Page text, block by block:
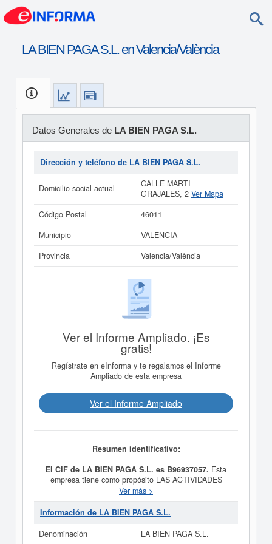
LA BIEN PAGA S.L. en Valencia/València
Datos Generales de LA BIEN PAGA S.L.
Dirección y teléfono de LA BIEN PAGA S.L.
Domicilio social actual
CALLE MARTI
GRAJALES, 2 Ver Mapa
Código Postal
46011
Municipio
VALENCIA
Provincia
Valencia/València
Ver el Informe Ampliado. ¡Es
gratis!
Regístrate en eInforma y te regalamos el Informe
Ampliado de esta empresa
Ver el Informe Ampliado
Resumen identificativo:
El CIF de LA BIEN PAGA S.L. es B96937057. Esta
empresa tiene como propósito LAS ACTIVIDADES
PROPIAS DEL RAMO DE LA HOSTELERIA. y fue
creada el día 02/01/2000. La categoría CNAE en la que
está dada de alta esta empresa es 5630 - Servicios de
SIC,LA BIEN PAGA S.L.cuenta con el número
Ver más >
Información de LA BIEN PAGA S.L.
Denominación
LA BIEN PAGA S.L.